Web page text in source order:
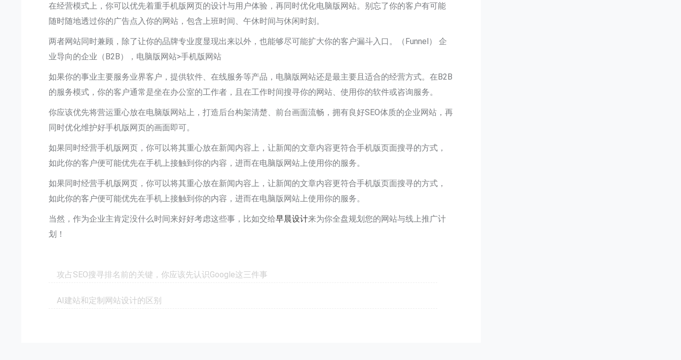
在经营模式上，你可以优先着重手机版网页的设计与用户体验，再同时优化电脑版网站。别忘了你的客户有可能
随时随地透过你的广告点入你的网站，包含上班时间、午休时间与休闲时刻。
两者网站同时兼顾，除了让你的品牌专业度显现出来以外，也能够尽可能扩大你的客户漏斗入口。（Funnel） 企
业导向的企业（B2B），电脑版网站>手机版网站
如果你的事业主要服务业界客户，提供软件、在线服务等产品，电脑版网站还是最主要且适合的经营方式。在B2B
的服务模式，你的客户通常是坐在办公室的工作者，且在工作时间搜寻你的网站、使用你的软件或咨询服务。
你应该优先将营运重心放在电脑版网站上，打造后台构架清楚、前台画面流畅，拥有良好SEO体质的企业网站，再
同时优化维护好手机版网页的画面即可。
如果同时经营手机版网页，你可以将其重心放在新闻内容上，让新闻的文章内容更符合手机版页面搜寻的方式，
如此你的客户便可能优先在手机上接触到你的内容，进而在电脑版网站上使用你的服务。
如果同时经营手机版网页，你可以将其重心放在新闻内容上，让新闻的文章内容更符合手机版页面搜寻的方式，
如此你的客户便可能优先在手机上接触到你的内容，进而在电脑版网站上使用你的服务。
当然，作为企业主肯定没什么时间来好好考虑这些事，比如交给早晨设计来为你全盘规划您的网站与线上推广计
划！
攻占SEO搜寻排名前的关键，你应该先认识Google这三件事
AI建站和定制网站设计的区别